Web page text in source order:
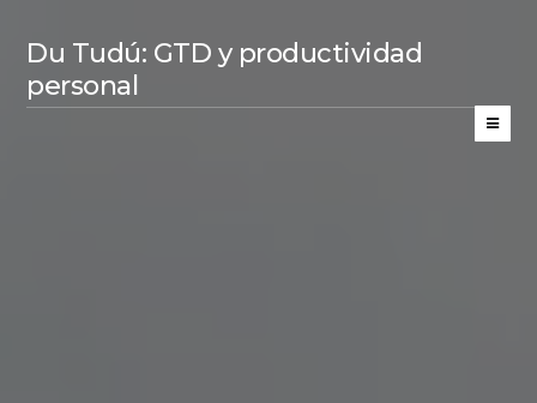
Du Tudú: GTD y productividad
personal